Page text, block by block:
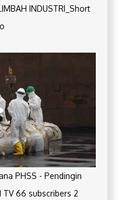
INDUSTRI_Short
PHSS - Pendingin
TV 66 subscribers 2